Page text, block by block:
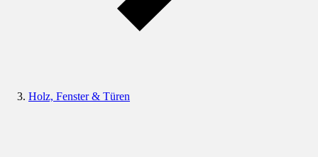
Holz, Fenster & Türen